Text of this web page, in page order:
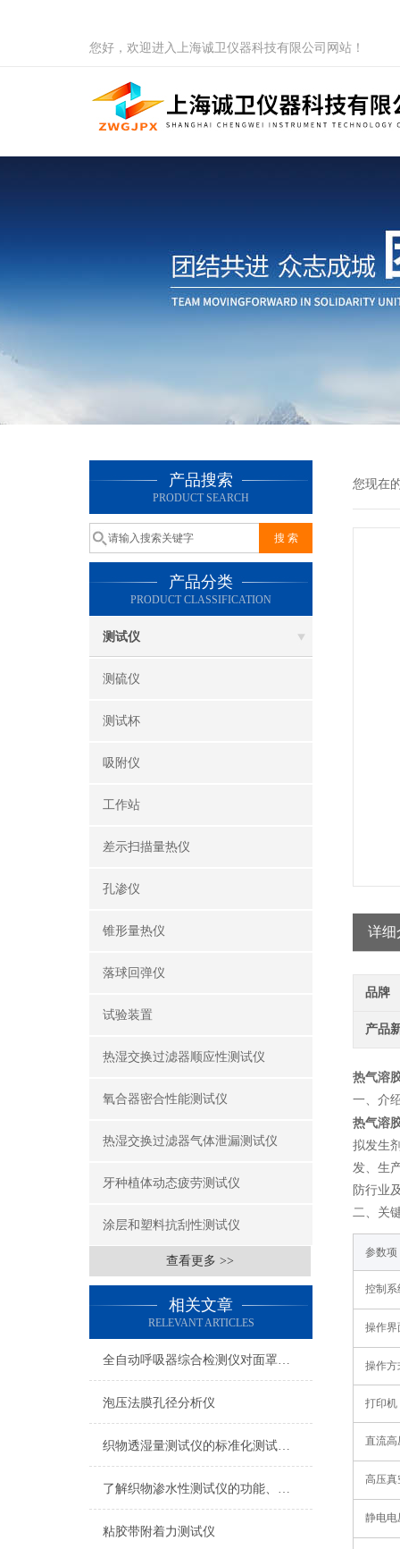
您好，欢迎进入上海诚卫仪器科技有限公司网站！
产品搜索
PRODUCT SEARCH
产品分类
PRODUCT CLASSIFICATION
测试仪
测硫仪
测试杯
吸附仪
工作站
差示扫描量热仪
孔渗仪
锥形量热仪
落球回弹仪
试验装置
热湿交换过滤器顺应性测试仪
氧合器密合性能测试仪
热湿交换过滤器气体泄漏测试仪
牙种植体动态疲劳测试仪
涂层和塑料抗刮性测试仪
查看更多 >>
相关文章
RELEVANT ARTICLES
全自动呼吸器综合检测仪对面罩泄漏率的定量检测方法
泡压法膜孔径分析仪
织物透湿量测试仪的标准化测试方法与流程介绍
了解织物渗水性测试仪的功能、优势与行业应用
粘胶带附着力测试仪
您现在
详细
品牌
产品
热气溶
一、 介
热气溶
拟发生
发、生
防行业
二、关
参数项
控制系
操作界
操作方
打印机
直流高
高压真
静电电